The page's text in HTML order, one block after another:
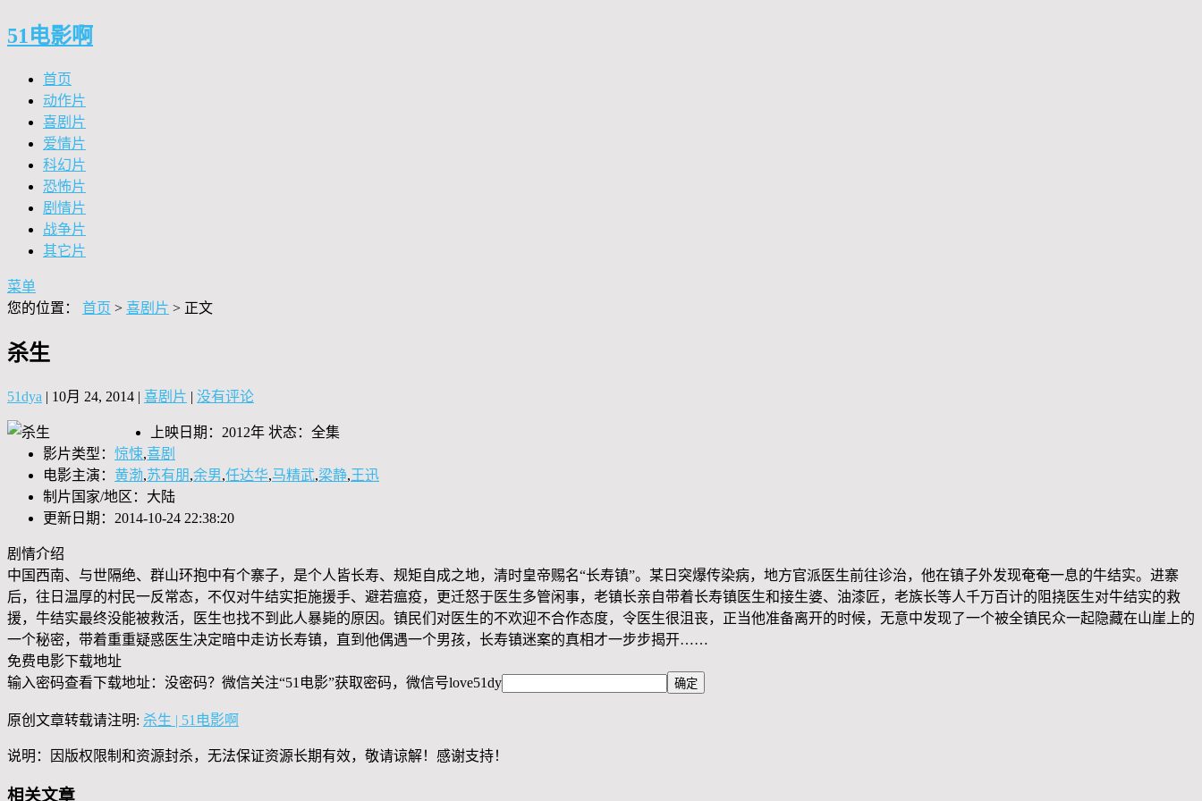
51电影啊
首页
动作片
喜剧片
爱情片
科幻片
恐怖片
剧情片
战争片
其它片
菜单
您的位置： 首页 > 喜剧片 > 正文
杀生
51dya | 10月 24, 2014 | 喜剧片 | 没有评论
上映日期：2012年 状态：全集
影片类型： 惊悚,喜剧
电影主演： 黄渤,苏有朋,余男,任达华,马精武,梁静,王迅
制片国家/地区：大陆
更新日期：2014-10-24 22:38:20
剧情介绍
中国西南、与世隔绝、群山环抱中有个寨子，是个人皆长寿、规矩自成之地，清时皇帝赐名“长寿镇”。某日突爆传染病，地方官派医生前往诊治，他在镇子外发现奄奄一息的牛结实。进寨
后，往日温厚的村民一反常态，不仅对牛结实拒施援手、避若瘟疫，更迁怒于医生多管闲事，老镇长亲自带着长寿镇医生和接生婆、油漆匠，老族长等人千万百计的阻挠医生对牛结实的救
援，牛结实最终没能被救活，医生也找不到此人暴毙的原因。镇民们对医生的不欢迎不合作态度，令医生很沮丧，正当他准备离开的时候，无意中发现了一个被全镇民众一起隐藏在山崖上的
一个秘密，带着重重疑惑医生决定暗中走访长寿镇，直到他偶遇一个男孩，长寿镇迷案的真相才一步步揭开……
免费电影下载地址
输入密码查看下载地址：没密码？微信关注“51电影”获取密码，微信号love51dy
原创文章转载请注明: 杀生 | 51电影啊
说明：因版权限制和资源封杀，无法保证资源长期有效，敬请谅解！感谢支持！
相关文章